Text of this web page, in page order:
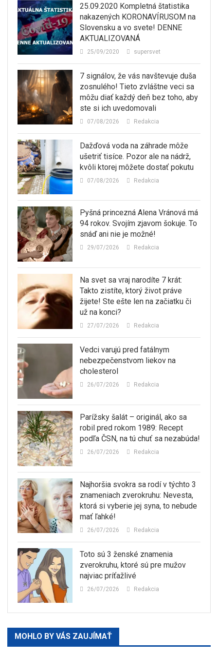
25.09.2020 Kompletná štatistika
nakazených KORONAVÍRUSOM na
Slovensku a vo svete! DENNE
AKTUALIZOVANÁ
25/09/2020 supersvet
7 signálov, že vás navštevuje duša
zosnulého! Tieto zvláštne veci sa
môžu diať každý deň bez toho, aby
ste si ich uvedomovali
07/08/2026 Redakcia
Dažďová voda na záhrade môže
ušetriť tisíce. Pozor ale na nádrž,
kvôli ktorej môžete dostať pokutu
07/08/2026 Redakcia
Pyšná princezná Alena Vránová má
94 rokov. Svojím zjavom šokuje. To
snáď ani nie je možné!
29/07/2026 Redakcia
Na svet sa vraj narodíte 7 krát:
Takto zistíte, ktorý život práve
žijete! Ste ešte len na začiatku či
už na konci?
27/07/2026 Redakcia
Vedci varujú pred fatálnym
nebezpečenstvom liekov na
cholesterol
26/07/2026 Redakcia
Parížsky šalát – originál, ako sa
robil pred rokom 1989: Recept
podľa ČSN, na tú chuť sa nezabúda!
26/07/2026 Redakcia
Najhoršia svokra sa rodí v týchto 3
znameniach zverokruhu: Nevesta,
ktorá si vyberie jej syna, to nebude
mať ľahké!
26/07/2026 Redakcia
Toto sú 3 ženské znamenia
zverokruhu, ktoré sú pre mužov
najviac príťažlivé
26/07/2026 Redakcia
MOHLO BY VÁS ZAUJÍMAŤ